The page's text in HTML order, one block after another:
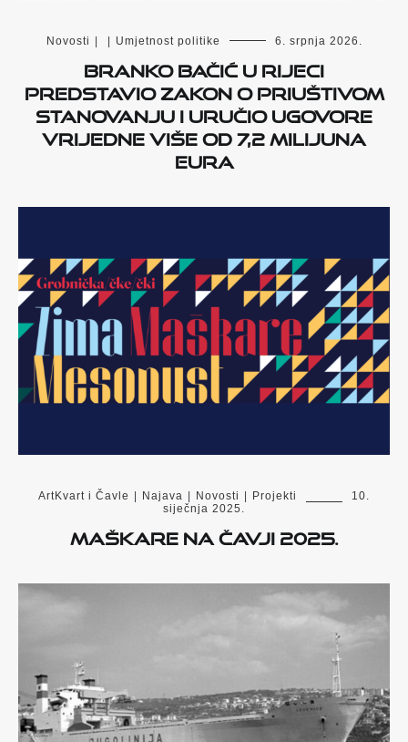
Novosti Umjetnost politike 6. srpnja 2026.
Branko Bačić u Rijeci
predstavio Zakon o priuštivom
stanovanju i uručio ugovore
vrijedne više od 7,2 milijuna
eura
ArtKvart i Čavle Najava Novosti Projekti
10.
siječnja 2025.
Maškare na Čavji 2025.